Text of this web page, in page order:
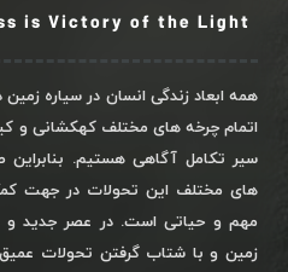
is Victory of the Light
همه ابعاد زندگی انسان در سیاره
اتمام چرخه های مختلف کهکشانی و
سیر تکامل آگاهی هستیم.
های مختلف این تحولات در جهت
مهم و حیاتی است. در عصر جدید و
زمین و با شتاب گرفتن تحولات